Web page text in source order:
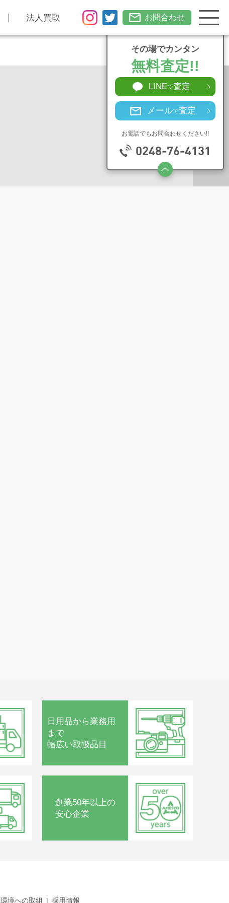
法人買取 お問合わせ
その場でカンタン
無料査定!!
LINEで査定
メールで査定
お電話でもお問合わせください!!
0248-76-4131
日用品から業務用
まで
幅広い取扱品目
創業50年以上の
安心企業
環境への取組 採用情報